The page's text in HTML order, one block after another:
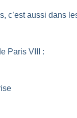
c’est aussi dans
Paris VIII :